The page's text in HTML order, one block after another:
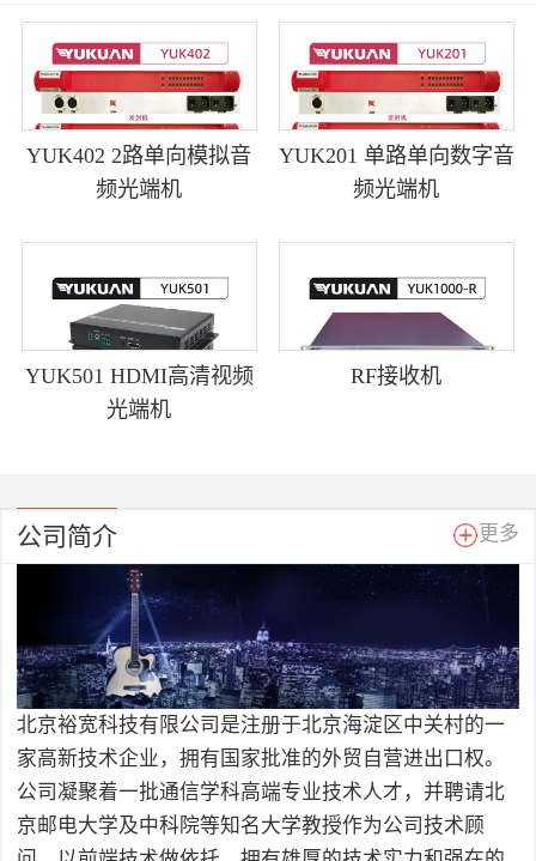
YUK402 2路单向模拟音
频光端机
YUK201 单路单向数字音
频光端机
YUK501 HDMI高清视频
光端机
RF接收机
公司简介 更多
北京裕宽科技有限公司是注册于北京海淀区中关村的一
家高新技术企业，拥有国家批准的外贸自营进出口权。
公司凝聚着一批通信学科高端专业技术人才，并聘请北
京邮电大学及中科院等知名大学教授作为公司技术顾